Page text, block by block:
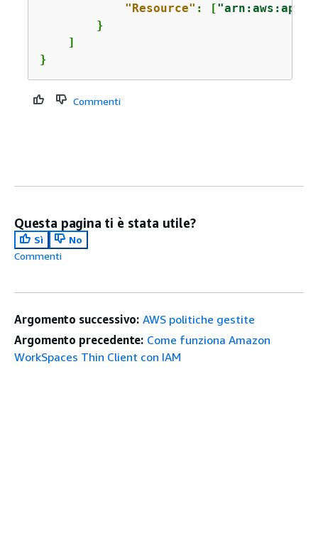
"Resource" : [
        }
    ]
}
Commenti
Questa pagina ti è stata utile?
Sì
No
Commenti
Argomento successivo: AWS politiche gestite
Argomento precedente: Come funziona Amazon
WorkSpaces Thin Client con IAM